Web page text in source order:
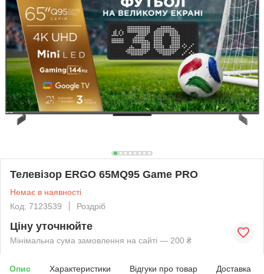
Телевізор ERGO 65MQ95 Game PRO
Немає в наявності
Код: 7123539
Роздріб
Ціну уточнюйте
Мінімальна сума замовлення на сайті — 200 ₴
Опис Характеристики Відгуки про товар Доставка